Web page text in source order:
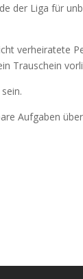
der Liga für
verheiratete
Trauschein
Aufgaben